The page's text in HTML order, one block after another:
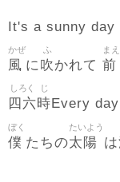
It's a sunny day
風
かぜ
に吹
ふ
かれて 前
まえ
四六
しろく
時
じ
Every
僕
ぼく
たちの太陽
たいよう
は